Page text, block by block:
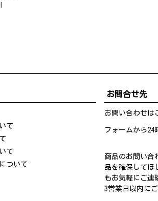
て
て
ついて
お問合せ先
お問い合わせは
フォームから24
商品のお問い合
品を確保してほ
もお気軽にご連
3営業日以内に